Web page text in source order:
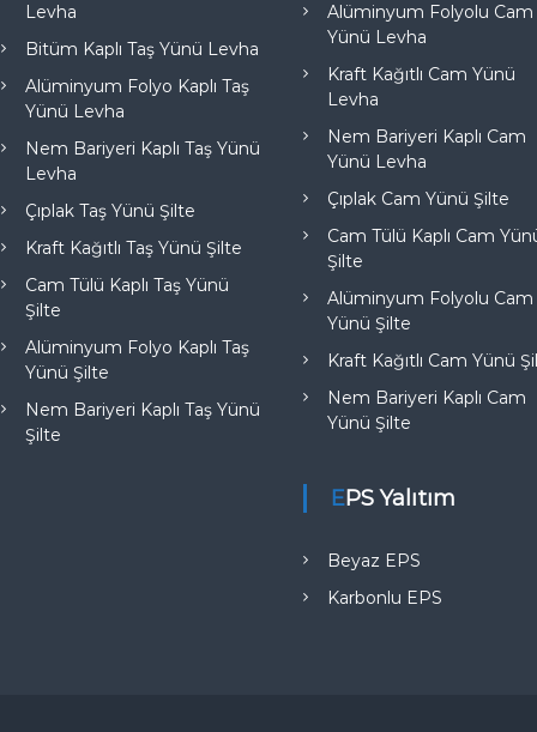
Levha
Bitüm Kaplı Taş Yünü Levha
Alüminyum Folyo Kaplı Taş
Yünü Levha
Nem Bariyeri Kaplı Taş Yünü
Levha
Çıplak Taş Yünü Şilte
Kraft Kağıtlı Taş Yünü Şilte
Cam Tülü Kaplı Taş Yünü
Şilte
Alüminyum Folyo Kaplı Taş
Yünü Şilte
Nem Bariyeri Kaplı Taş Yünü
Şilte
Alüminyum Folyolu Cam
Yünü Levha
Kraft Kağıtlı Cam Yünü
Levha
Nem Bariyeri Kaplı Cam
Yünü Levha
Çıplak Cam Yünü Şilte
Cam Tülü Kaplı Cam
Şilte
Alüminyum Folyolu Cam
Yünü Şilte
Kraft Kağıtlı Cam Yünü
Nem Bariyeri Kaplı Cam
Yünü Şilte
EPS Yalıtım
Beyaz EPS
Karbonlu EPS